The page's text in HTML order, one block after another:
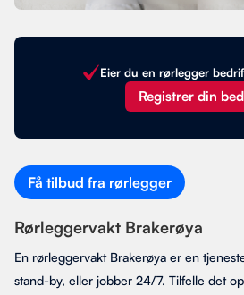
Eier du en rørlegger
Registrer din
Få tilbud fra rørlegger
Rørleggervakt Brakerøya
En rørleggervakt Brakerøya er en
stand-by, eller jobber 24/7. Tilfelle det